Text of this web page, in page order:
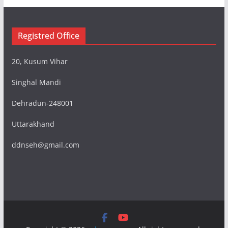
Registred Office
20, Kusum Vihar
Singhal Mandi
Dehradun-248001
Uttarakhand
ddnseh@gmail.com